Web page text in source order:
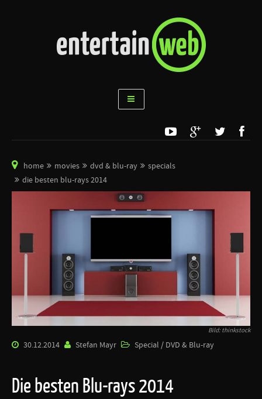
home movies dvd & blu-ray
specials
die besten blu-rays 2014
Bild: thinkstock
30.12.2014 Stefan Mayr Special / DVD & Blu-ray
Die besten Blu-rays 2014